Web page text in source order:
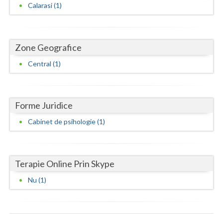
Ilfov
Mehedinti
Mures
Olt
Satu-Mare
Sibiu
Calarasi (1)
Zone Geografice
Central (1)
Forme Juridice
Cabinet de psihologie (1)
Terapie Online Prin Skype
Nu (1)